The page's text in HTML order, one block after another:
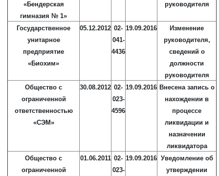
«Бендерская
гимназия № 1»
руководителя
Государственное
унитарное
предприятие
«Биохим»
05.12.2012 02-
041-
4436
19.09.2016
Изменение
руководителя,
сведений о
должности
руководителя
Общество с
ограниченной
ответственностью
«СЭМ»
30.08.2012 02-
023-
4596
19.09.2016 Внесена запись о
нахождении в
процессе
ликвидации и
назначении
ликвидатора
Общество с
ограниченной
01.06.2011 02-
023-
19.09.2016 Уведомление об
утверждении